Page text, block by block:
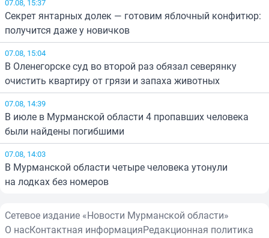
07.08, 15:37
Секрет янтарных долек — готовим яблочный конфитюр:
получится даже у новичков
07.08, 15:04
В Оленегорске суд во второй раз обязал северянку
очистить квартиру от грязи и запаха животных
07.08, 14:39
В июле в Мурманской области 4 пропавших человека
были найдены погибшими
07.08, 14:03
В Мурманской области четыре человека утонули
на лодках без номеров
Сетевое издание «Новости Мурманской области»
О насКонтактная информацияРедакционная политика